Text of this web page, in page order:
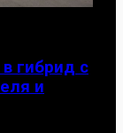
гибрид с
и